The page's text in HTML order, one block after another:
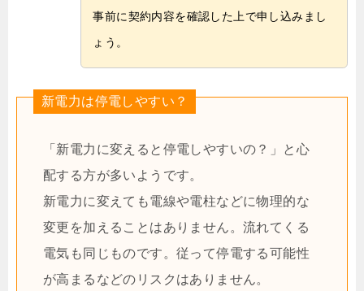
事前に契約内容を確認した上で申し込みまし
ょう。
新電力は停電しやすい？
「新電力に変えると停電しやすいの？」と心
配する方が多いようです。
新電力に変えても電線や電柱などに物理的な
変更を加えることはありません。流れてくる
電気も同じものです。従って停電する可能性
が高まるなどのリスクはありません。